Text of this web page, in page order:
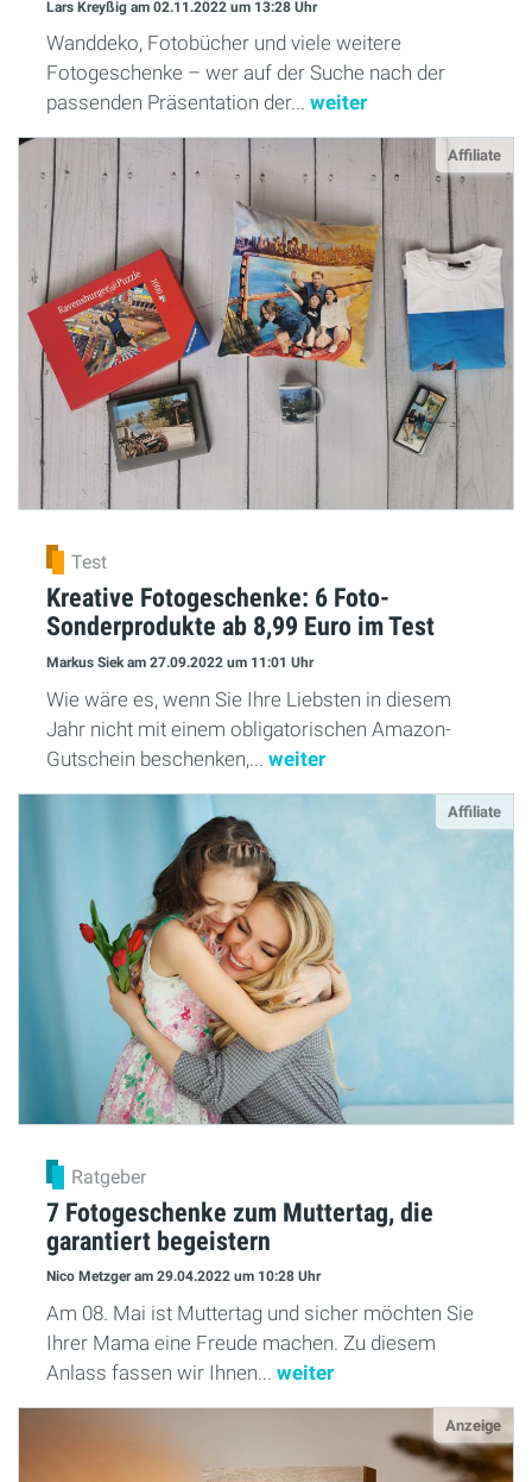
Lars Kreyßig am 02.11.2022 um 13:28 Uhr
Wanddeko, Fotobücher und viele weitere
Fotogeschenke – wer auf der Suche nach der
passenden Präsentation der... weiter
Affiliate
Test
Kreative Fotogeschenke: 6 Foto-
Sonderprodukte ab 8,99 Euro im Test
Markus Siekam 27.09.2022 um 11:01 Uhr
Wie wäre es, wenn Sie Ihre Liebsten in diesem
Jahr nicht mit einem obligatorischen Amazon-
Gutschein beschenken,... weiter
Affiliate
Ratgeber
7 Fotogeschenke zum Muttertag, die
garantiert begeistern
Nico Metzgeram 29.04.2022 um 10:28 Uhr
Am 08. Mai ist Muttertag und sicher möchten Sie
Ihrer Mama eine Freude machen. Zu diesem
Anlass fassen wir Ihnen... weiter
Anzeige